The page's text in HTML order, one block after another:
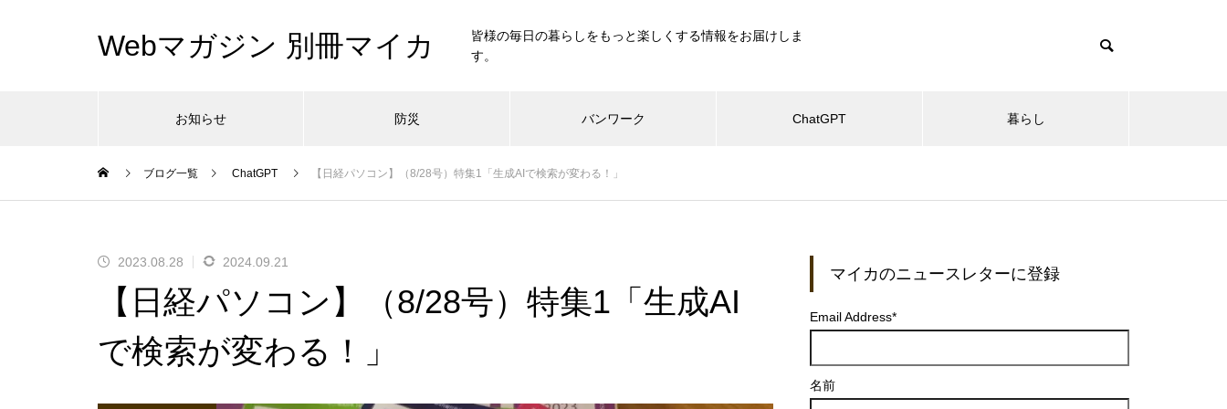
Webマガジン 別冊マイカ
皆様の毎日の暮らしをもっと楽しくする情報をお届けしま
す。
お知らせ 防災 バンワーク ChatGPT 暮らし
ブログ一覧 ChatGPT 【日経パソコン】（8/28号）特集1「生成AIで検索が変わる！」
2023.08.28 2024.09.21
【日経パソコン】（8/28号）特集1「生成AI
で検索が変わる！」
マイカのニュースレターに登録
Email Address*
名前